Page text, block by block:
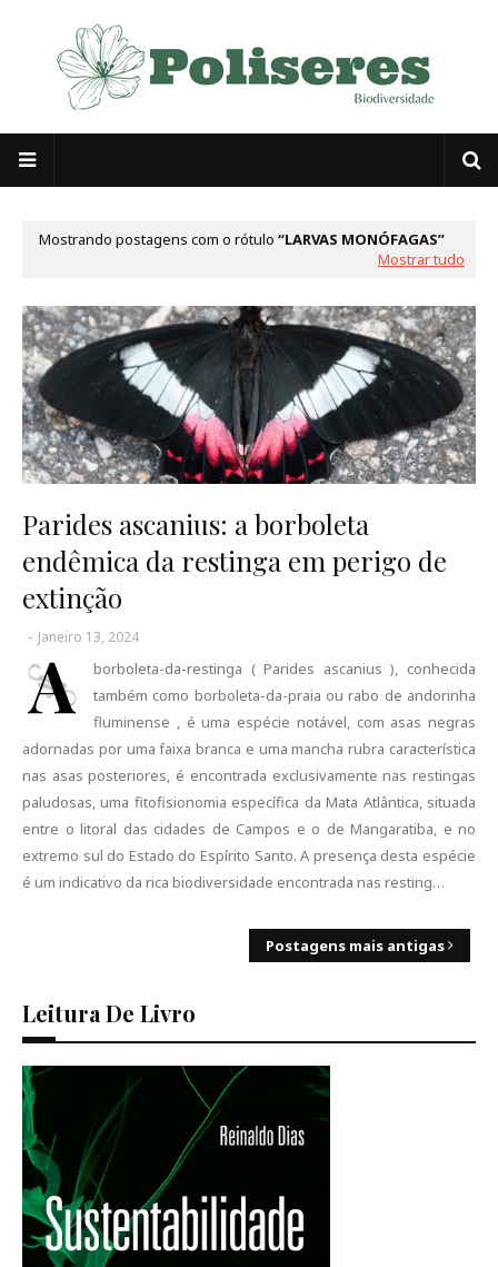
Mostrando postagens com o rótulo
LARVAS MONÓFAGAS
Mostrar tudo
Parides ascanius: a borboleta
endêmica da restinga em perigo de
extinção
- Janeiro 13, 2024
A
borboleta-da-restinga ( Parides ascanius ), conhecida
também como borboleta-da-praia ou rabo de andorinha
fluminense , é uma espécie notável, com asas negras
adornadas por uma faixa branca e uma mancha rubra característica
nas asas posteriores, é encontrada exclusivamente nas restingas
paludosas, uma fitofisionomia específica da Mata Atlântica, situada
entre o litoral das cidades de Campos e o de Mangaratiba, e no
extremo sul do Estado do Espírito Santo. A presença desta espécie
é um indicativo da rica biodiversidade encontrada nas resting…
Postagens mais antigas
Leitura De Livro